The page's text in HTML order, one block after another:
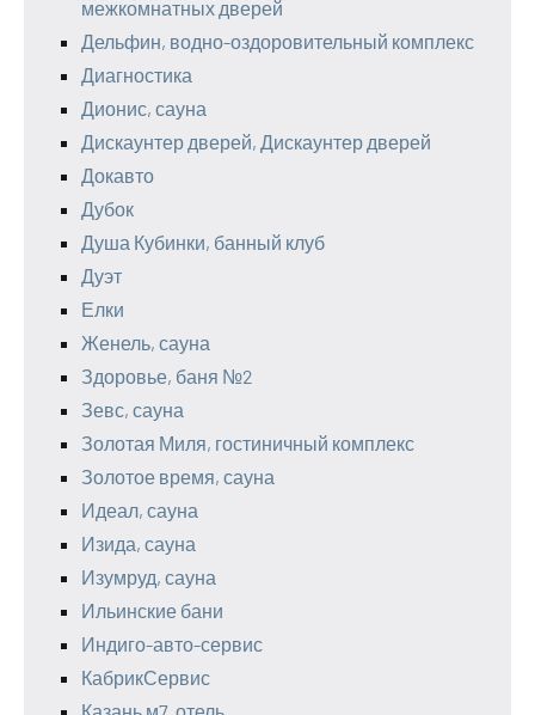
межкомнатных дверей
Дельфин, водно-оздоровительный комплекс
Диагностика
Дионис, сауна
Дискаунтер дверей, Дискаунтер дверей
Докавто
Дубок
Душа Кубинки, банный клуб
Дуэт
Елки
Женель, сауна
Здоровье, баня №2
Зевс, сауна
Золотая Миля, гостиничный комплекс
Золотое время, сауна
Идеал, сауна
Изида, сауна
Изумруд, сауна
Ильинские бани
Индиго-авто-сервис
КабрикСервис